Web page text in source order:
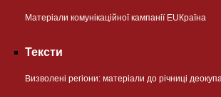
Матеріали комунікаційної кампанії EUКраїна
Тексти
Визволені регіони: матеріали до річниці